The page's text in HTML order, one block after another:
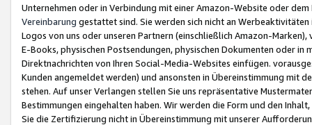
Unternehmen oder in Verbindung mit einer Amazon-Website oder
Vereinbarung gestattet sind. Sie werden sich nicht an
Logos von uns oder unseren Partnern (einschließlich Amazon-
E-Books, physischen Postsendungen, physischen Dokumenten oder in
Direktnachrichten von Ihren Social-Media-Websites einfügen.
Kunden angemeldet werden) und ansonsten in Übereinstimmung mit
stehen. Auf unser Verlangen stellen Sie uns repräsentative
Bestimmungen eingehalten haben. Wir werden die Form und den
Sie die Zertifizierung nicht in Übereinstimmung mit unserer